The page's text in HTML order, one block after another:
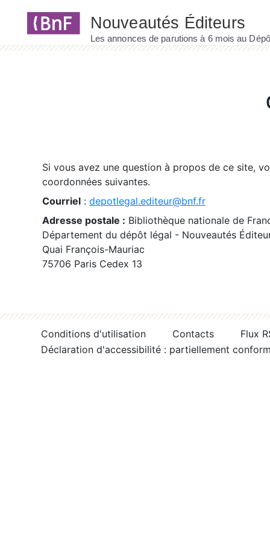
Si vous avez une question à propos de ce site,
coordonnées suivantes.
Courriel : depotlegal.editeur@bnf.fr
Adresse postale : Bibliothèque nationale de
Département du dépôt légal - Nouveautés
Quai François-Mauriac
75706 Paris Cedex 13
Conditions d'utilisation Contacts
Flux
Déclaration d'accessibilité : partiellement